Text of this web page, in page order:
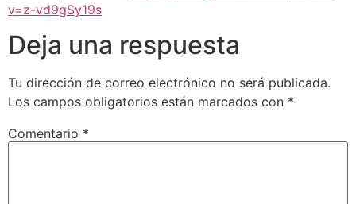
v=z-vd9gSy19s
Deja una respuesta
Tu dirección de correo electrónico no será publicada.
Los campos obligatorios están marcados con *
Comentario *